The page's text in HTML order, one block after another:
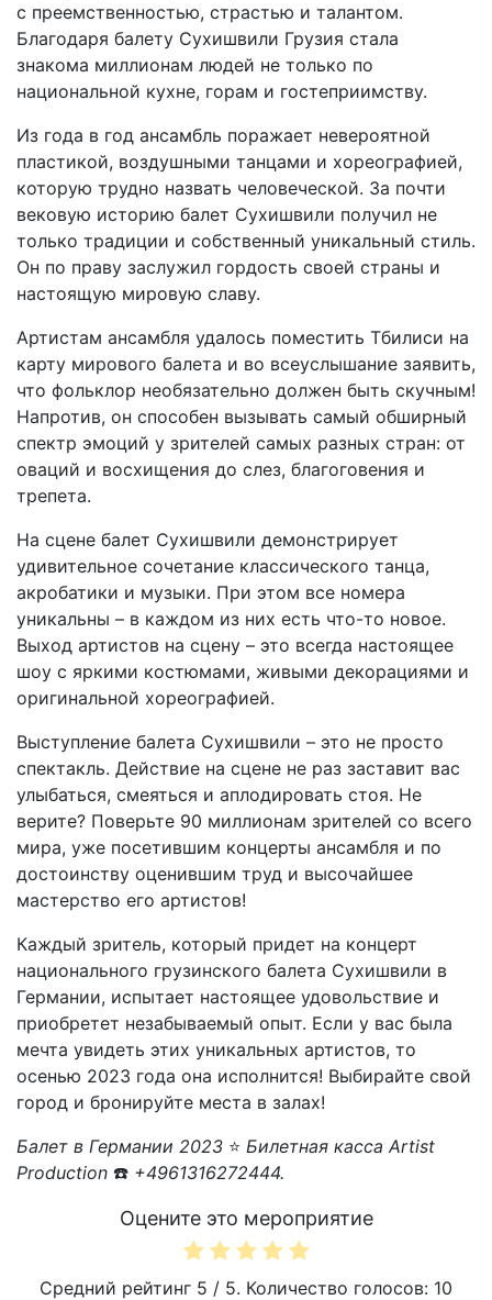
с преемственностью, страстью и талантом.
Благодаря балету Сухишвили Грузия стала
знакома миллионам людей не только по
национальной кухне, горам и гостеприимству.
Из года в год ансамбль поражает невероятной
пластикой, воздушными танцами и хореографией,
которую трудно назвать человеческой. За почти
вековую историю балет Сухишвили получил не
только традиции и собственный уникальный стиль.
Он по праву заслужил гордость своей страны и
настоящую мировую славу.
Артистам ансамбля удалось поместить Тбилиси на
карту мирового балета и во всеуслышание заявить,
что фольклор необязательно должен быть скучным!
Напротив, он способен вызывать самый обширный
спектр эмоций у зрителей самых разных стран: от
оваций и восхищения до слез, благоговения и
трепета.
На сцене балет Сухишвили демонстрирует
удивительное сочетание классического танца,
акробатики и музыки. При этом все номера
уникальны – в каждом из них есть что-то новое.
Выход артистов на сцену – это всегда настоящее
шоу с яркими костюмами, живыми декорациями и
оригинальной хореографией.
Выступление балета Сухишвили – это не просто
спектакль. Действие на сцене не раз заставит вас
улыбаться, смеяться и аплодировать стоя. Не
верите? Поверьте 90 миллионам зрителей со всего
мира, уже посетившим концерты ансамбля и по
достоинству оценившим труд и высочайшее
мастерство его артистов!
Каждый зритель, который придет на концерт
национального грузинского балета Сухишвили в
Германии, испытает настоящее удовольствие и
приобретет незабываемый опыт. Если у вас была
мечта увидеть этих уникальных артистов, то
осенью 2023 года она исполнится! Выбирайте свой
город и бронируйте места в залах!
Балет в Германии 2023 ⭐ Билетная касса Artist
Production ☎️ +4961316272444.
Оцените это мероприятие
Средний рейтинг 5 / 5. Количество голосов: 10